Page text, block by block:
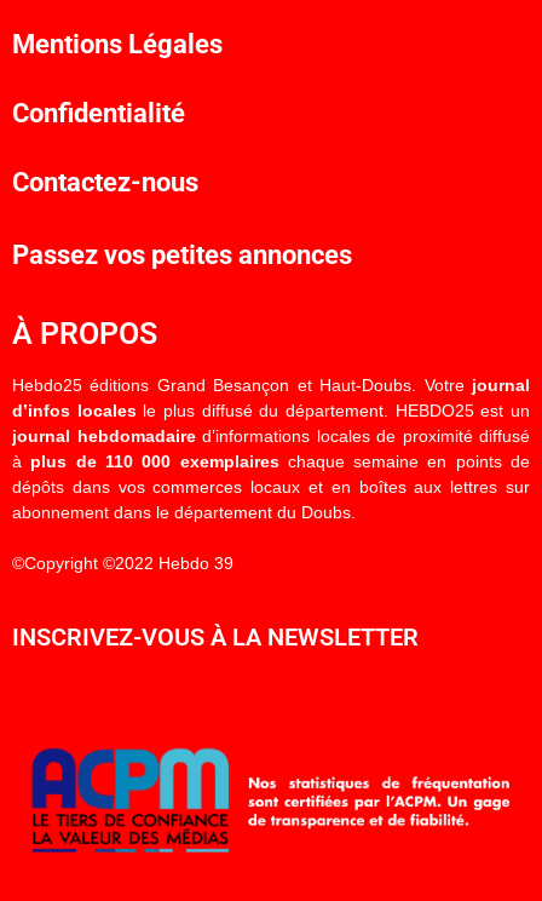
Mentions Légales
Confidentialité
Contactez-nous
Passez vos petites annonces
À PROPOS
Hebdo25 éditions Grand Besançon et Haut-Doubs. Votre journal
d’infos localesle plus diffusé du département. HEBDO25 est un
journal hebdomadaired’informations locales de proximité diffusé
à plus de 110 000 exemplaireschaque semaine en points de
dépôts dans vos commerces locaux et en boîtes aux lettres sur
abonnement dans le département du Doubs.
©Copyright ©2022 Hebdo 39
INSCRIVEZ-VOUS À LA NEWSLETTER